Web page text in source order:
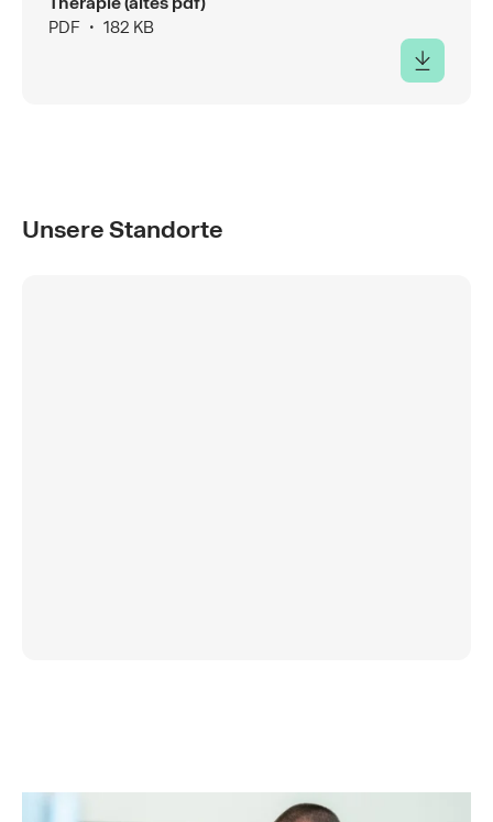
PDF ∙ 182 KB
Unsere Standorte